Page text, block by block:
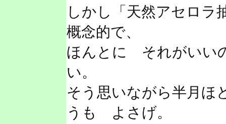
しかし「天然アセロラ
概念的で、
ほんとに それがいい
い。
そう思いながら半月ほ
うも よさげ。